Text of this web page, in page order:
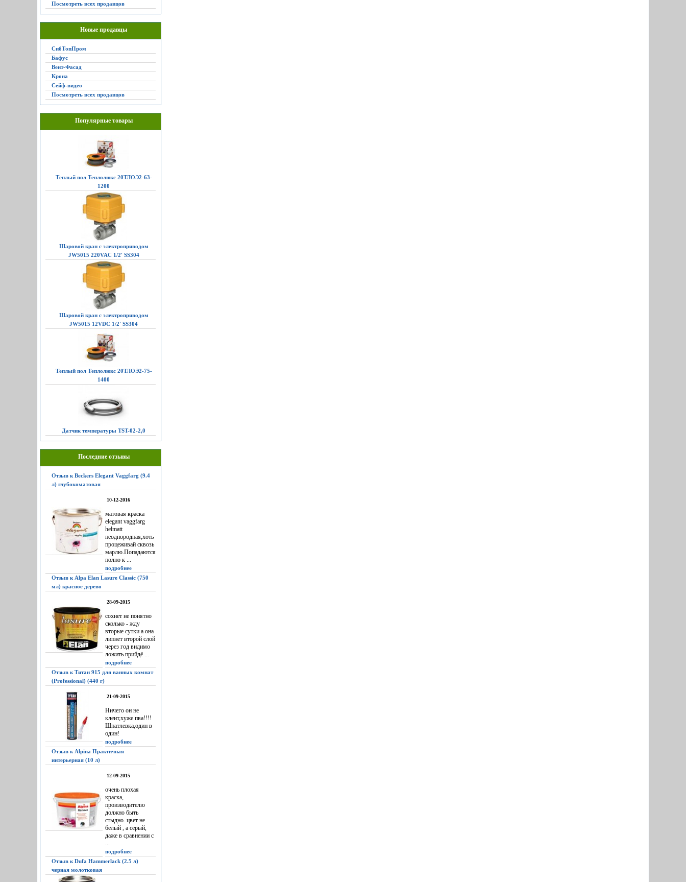
Посмотреть всех продавцов
Новые продавцы
СибТопПром
Бафус
Вент-Фасад
Крона
Сейф-видео
Посмотреть всех продавцов
Популярные товары
Теплый пол Теплолюкс 20ТЛОЭ2-63-
1200
Шаровой кран с электроприводом
JW5015 220VAC 1/2' SS304
Шаровой кран с электроприводом
JW5015 12VDC 1/2' SS304
Теплый пол Теплолюкс 20ТЛОЭ2-75-
1400
Датчик температуры TST-02-2,0
Последние отзывы
Отзыв к Beckers Elegant Vaggfarg (9.4
л) глубокоматовая
10-12-2016
матовая краска
elegant vaggfarg
helmatt
неоднородная,хоть
процеживай сквозь
марлю.Попадаются
полно к ...
подробнее
Отзыв к Alpa Elan Lasure Classic (750
мл) красное дерево
28-09-2015
сохнет не понятно
сколько - жду
вторые сутки а она
липнет второй слой
через год видимо
ложить прийдё ...
подробнее
Отзыв к Титан 915 для ванных комнат
(Professional) (440 г)
21-09-2015
Ничего он не
клеит,хуже пва!!!!
Шпатлевка,один в
один!
подробнее
Отзыв к Alpina Практичная
интерьерная (10 л)
12-09-2015
очень плохая
краска,
производителю
должно быть
стыдно. цвет не
белый , а серый,
даже в сравнении с
...
подробнее
Отзыв к Dufa Hammerlack (2.5 л)
черная молотковая